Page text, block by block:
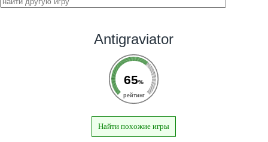
Antigraviator
65%
рейтинг
Найти похожие игры